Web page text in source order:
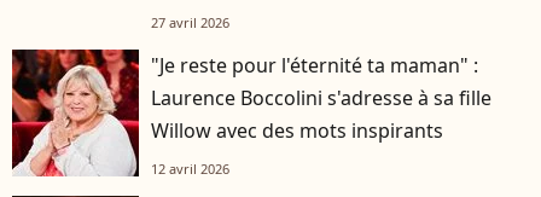
27 avril 2026
"Je reste pour l'éternité ta maman" :
Laurence Boccolini s'adresse à sa fille
Willow avec des mots inspirants
12 avril 2026